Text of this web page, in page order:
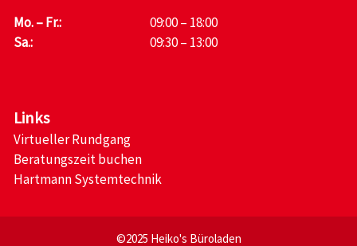
Mo. – Fr.:
09:00 – 18:00
Sa.:
09:30 – 13:00
Links
Virtueller Rundgang
Beratungszeit buchen
Hartmann Systemtechnik
©2025 Heiko's Büroladen